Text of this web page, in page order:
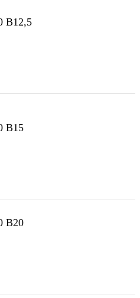
В12,5
В15
В20